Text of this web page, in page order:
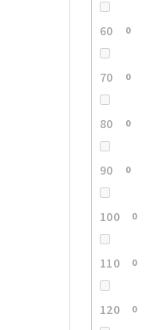
60 0
70 0
80 0
90 0
100 0
110 0
120 0